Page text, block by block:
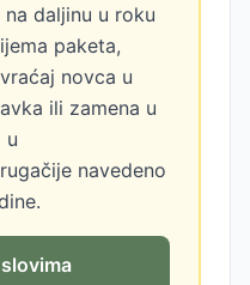
daljinu u roku
paketa,
novca u
ili zamena u
u
navedeno